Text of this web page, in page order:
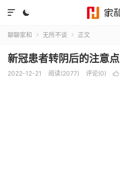


聊聊家和  无所不谈  正文
新冠患者转阴后的注意点
2022-12-21 阅读(2077) 评论(0) 